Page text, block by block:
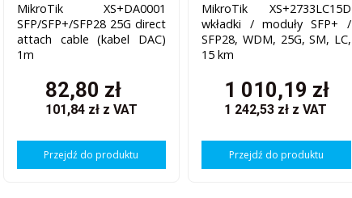
MikroTik XS+DA0001
SFP/SFP+/SFP28 25G direct
attach cable (kabel DAC)
1m
82,80 zł
101,84 zł z VAT
Przejdź do produktu
MikroTik XS+2733LC15D
wkładki / moduły SFP+ /
SFP28, WDM, 25G, SM, LC,
15 km
1 010,19 zł
1 242,53 zł z VAT
Przejdź do produktu